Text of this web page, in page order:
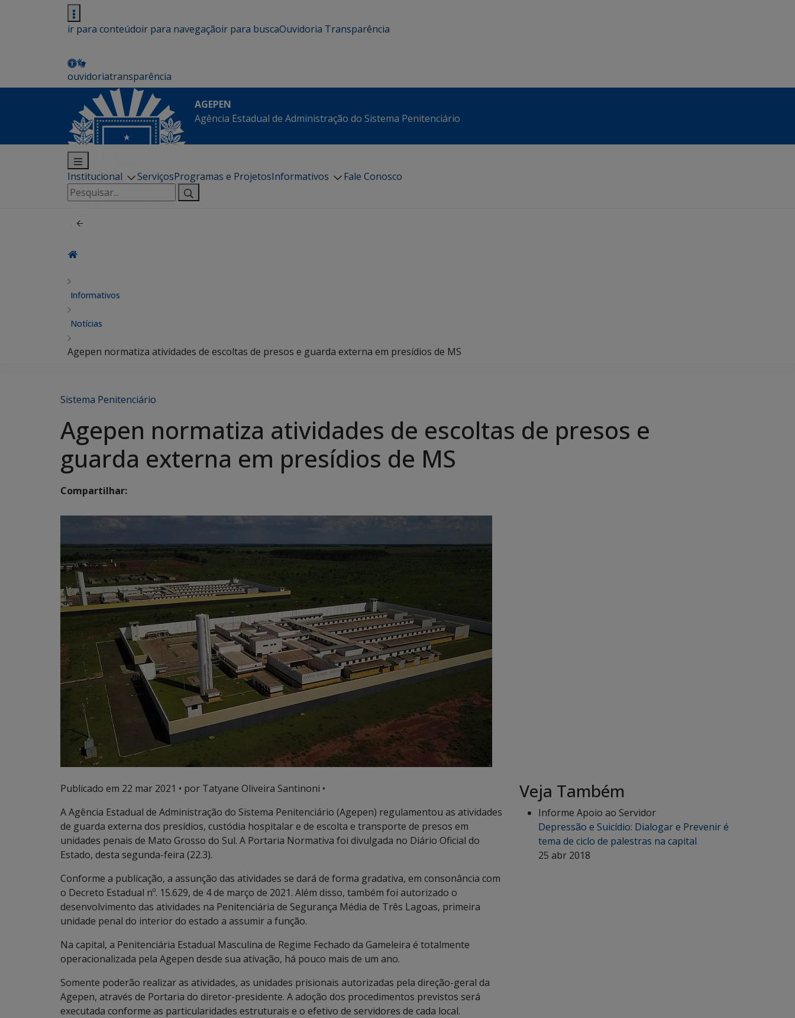
ir para conteúdoir para navegaçãoir para buscaOuvidoria Transparência
ouvidoriatransparência
AGEPEN
Agência Estadual de Administração do Sistema Penitenciário
Institucional ServiçosProgramas e ProjetosInformativos
Fale Conosco
Pesquisar
por:
Informativos
Notícias
Agepen normatiza atividades de escoltas de presos e guarda externa em presídios de MS
Sistema Penitenciário
Agepen normatiza atividades de escoltas de presos e
guarda externa em presídios de MS
Compartilhar:
Publicado em 22 mar 2021 • por Tatyane Oliveira Santinoni •
A Agência Estadual de Administração do Sistema Penitenciário (Agepen) regulamentou as atividades
de guarda externa dos presídios, custódia hospitalar e de escolta e transporte de presos em
unidades penais de Mato Grosso do Sul. A Portaria Normativa foi divulgada no Diário Oficial do
Estado, desta segunda-feira (22.3).
Conforme a publicação, a assunção das atividades se dará de forma gradativa, em consonância com
o Decreto Estadual nº. 15.629, de 4 de março de 2021. Além disso, também foi autorizado o
desenvolvimento das atividades na Penitenciária de Segurança Média de Três Lagoas, primeira
unidade penal do interior do estado a assumir a função.
Na capital, a Penitenciária Estadual Masculina de Regime Fechado da Gameleira é totalmente
operacionalizada pela Agepen desde sua ativação, há pouco mais de um ano.
Somente poderão realizar as atividades, as unidades prisionais autorizadas pela direção-geral da
Agepen, através de Portaria do diretor-presidente. A adoção dos procedimentos previstos será
executada conforme as particularidades estruturais e o efetivo de servidores de cada local.
Veja Também
Informe Apoio ao Servidor
Depressão e Suicídio: Dialogar e Prevenir é
tema de ciclo de palestras na capital
25 abr 2018